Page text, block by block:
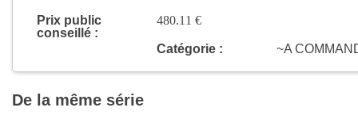
Prix public
conseillé :
480.11 €
Catégorie : ~A
De la même série